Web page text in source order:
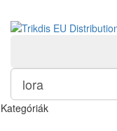
Kategóriák